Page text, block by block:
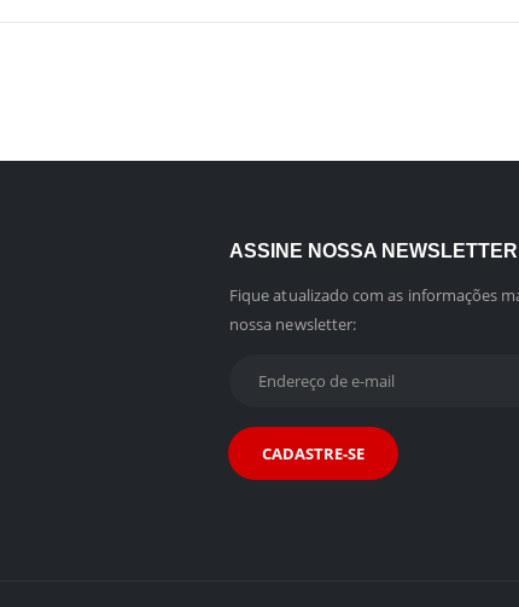
ASSINE NOSSA NEWSLETTER
Fique atualizado com as informações
nossa newsletter: